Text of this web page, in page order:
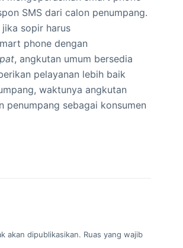
SMS dari calon penumpang.
sopir harus
phone dengan
, angkutan umum bersedia
pelayanan lebih baik
waktunya angkutan
penumpang sebagai konsumen
akan dipublikasikan. Ruas yang wajib